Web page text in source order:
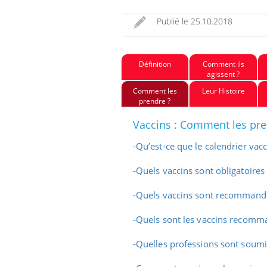
Publié le25.10.2018
Définition
Comment ils
agissent ?
Comment les
prendre ?
Leur Histoire
Vaccins : Comment les
-Qu’est-ce que le calendrier
-Quels vaccins sont obligatoires
-Quels vaccins sont
-Quels sont les vaccins
-Quelles professions sont